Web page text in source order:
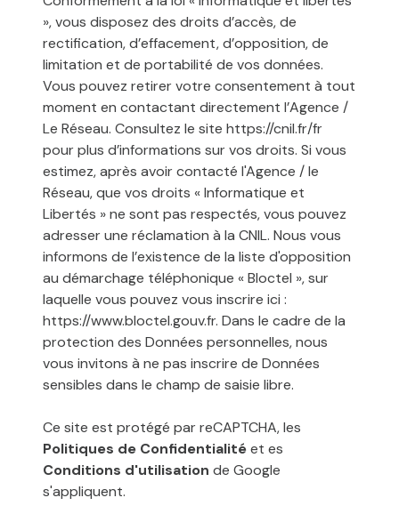
», vous disposez des droits d’accès, de
rectification, d’effacement, d’opposition, de
limitation et de portabilité de vos données.
Vous pouvez retirer votre consentement à tout
moment en contactant directement l’Agence /
Le Réseau. Consultez le site https://cnil.fr/fr
pour plus d’informations sur vos droits. Si vous
estimez, après avoir contacté l'Agence / le
Réseau, que vos droits « Informatique et
Libertés » ne sont pas respectés, vous pouvez
adresser une réclamation à la CNIL. Nous vous
informons de l’existence de la liste d'opposition
au démarchage téléphonique « Bloctel », sur
laquelle vous pouvez vous inscrire ici :
https://www.bloctel.gouv.fr. Dans le cadre de la
protection des Données personnelles, nous
vous invitons à ne pas inscrire de Données
sensibles dans le champ de saisie libre.
Ce site est protégé par reCAPTCHA, les
Politiques de Confidentialitéet es
Conditions d'utilisation de Google
s'appliquent.